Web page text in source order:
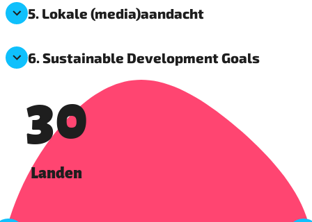
5. Lokale (media)aandacht
6. Sustainable Development Goals
30
Landen